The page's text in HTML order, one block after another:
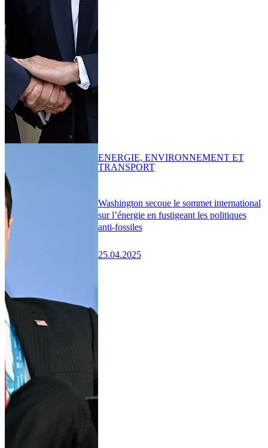
Washington secoue le sommet international
sur l’énergie en fustigeant les politiques
anti-fossiles
25.04.2025
ENERGIE, ENVIRONNEMENT ET
TRANSPORT